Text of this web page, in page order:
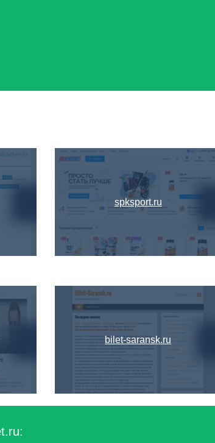
spksport.ru
bilet-saransk.ru